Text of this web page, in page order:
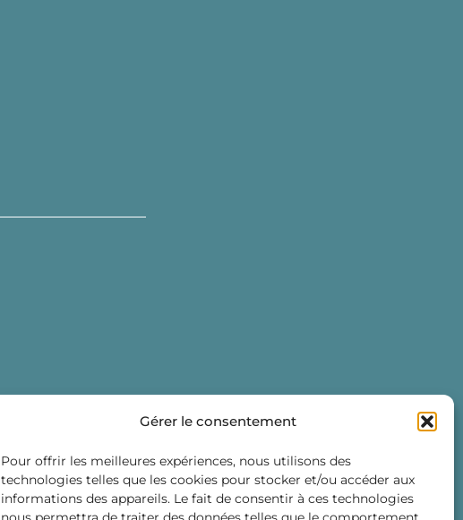
Gérer le consentement
Pour offrir les meilleures expériences, nous utilisons des
technologies telles que les cookies pour stocker et/ou accéder aux
informations des appareils. Le fait de consentir à ces technologies